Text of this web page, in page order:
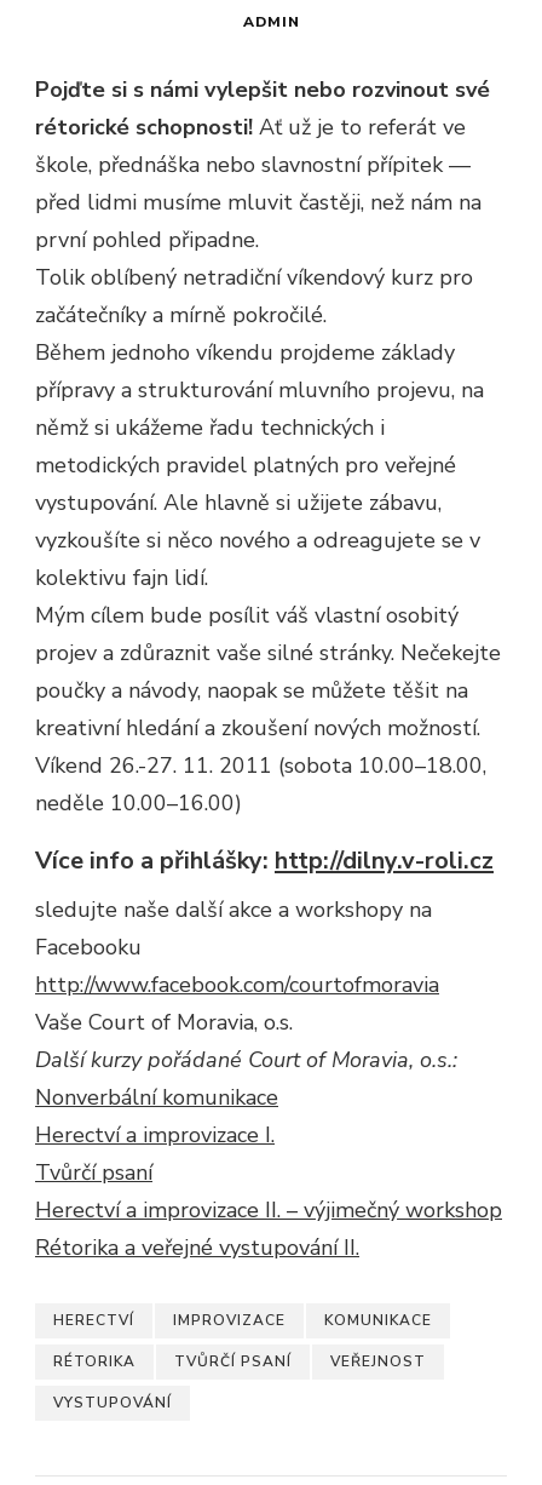
ADMIN
Pojďte si s námi vylepšit nebo rozvinout své
rétorické schopnosti! Ať už je to referát ve
škole, přednáška nebo slavnostní přípitek —
před lidmi musíme mluvit častěji, než nám na
první pohled připadne.
Tolik oblíbený netradiční víkendový kurz pro
začátečníky a mírně pokročilé.
Během jednoho víkendu projdeme základy
přípravy a strukturování mluvního projevu, na
němž si ukážeme řadu technických i
metodických pravidel platných pro veřejné
vystupování. Ale hlavně si užijete zábavu,
vyzkoušíte si něco nového a odreagujete se v
kolektivu fajn lidí.
Mým cílem bude posílit váš vlastní osobitý
projev a zdůraznit vaše silné stránky. Nečekejte
poučky a návody, naopak se můžete těšit na
kreativní hledání a zkoušení nových možností.
Víkend 26.-27. 11. 2011 (sobota 10.00–18.00,
neděle 10.00–16.00)
Více info a přihlášky: http://dilny.v-roli.cz
sledujte naše další akce a workshopy na
Facebooku
http://www.facebook.com/courtofmoravia
Vaše Court of Moravia, o.s.
Další kurzypořádané Court of Moravia, o.s.:
Nonverbální komunikace
Herectví a improvizace I.
Tvůrčí psaní
Herectví a improvizace II. – výjimečný workshop
Rétorika a veřejné vystupování II.
HERECTVÍ IMPROVIZACE KOMUNIKACE
RÉTORIKA TVŮRČÍ PSANÍ VEŘEJNOST
VYSTUPOVÁNÍ